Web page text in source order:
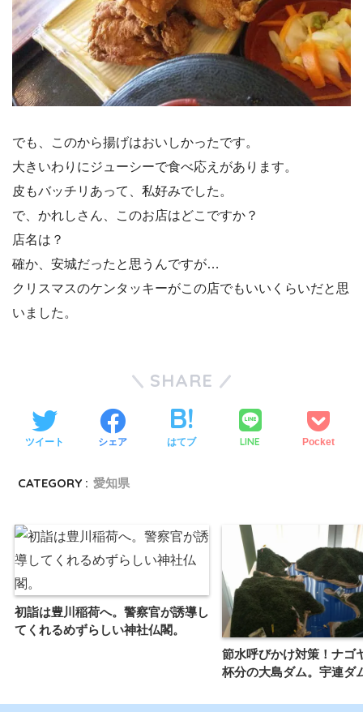
でも、このから揚げはおいしかったです。
大きいわりにジューシーで食べ応えがあります。
皮もバッチリあって、私好みでした。
で、かれしさん、このお店はどこですか？
店名は？
確か、安城だったと思うんですが…
クリスマスのケンタッキーがこの店でもいいくらいだと思
いました。
SHARE
ツイート シェア はてブ LINE Pocket
CATEGORY : 愛知県
初詣は豊川稲荷へ。警察官が誘導し
てくれるめずらしい神社仏閣。
節水呼びかけ対策！ナゴ
杯分の大島ダム。宇連ダ